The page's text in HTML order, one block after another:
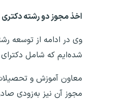
اخذ مجوز دو رشته
وی در ادامه از توسعه
شده‌ایم که شامل
معاون آموزش و
مجوز آن نیز به‌زودی